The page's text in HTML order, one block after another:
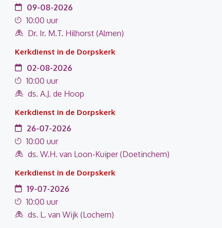
09-08-2026
10:00 uur
Dr. Ir. M.T. Hilhorst (Almen)
Kerkdienst in de Dorpskerk
02-08-2026
10:00 uur
ds. A.J. de Hoop
Kerkdienst in de Dorpskerk
26-07-2026
10:00 uur
ds. W.H. van Loon-Kuiper (Doetinchem)
Kerkdienst in de Dorpskerk
19-07-2026
10:00 uur
ds. L. van Wijk (Lochem)